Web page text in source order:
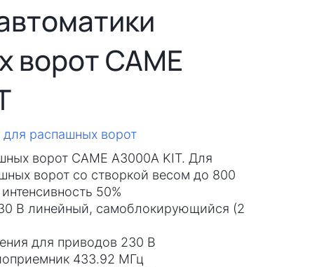
ворот CAME
для распашных ворот
ворот CAME А3000А KIT. Для
ворот со створкой весом до 800
50%
В линейный, самоблокирующийся (2
для приводов 230 В
433.92 МГц